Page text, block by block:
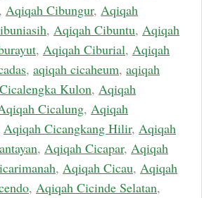
, Aqiqah Cibungur, Aqiqah
, Aqiqah Cibuntu, Aqiqah
, Aqiqah Ciburial, Aqiqah
, aqiqah cicaheum, aqiqah
Kulon, Aqiqah
Cicalung, Aqiqah
Aqiqah Cicangkang Hilir, Aqiqah
, Aqiqah Cicapar, Aqiqah
, Aqiqah Cicau, Aqiqah
, Aqiqah Cicinde Selatan,